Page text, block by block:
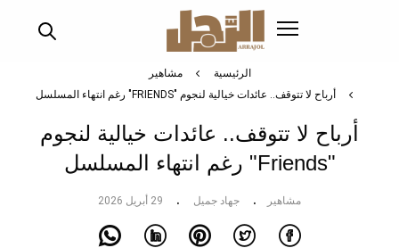
الرئيسية
مشاهير
أرباح لا تتوقف.. عائدات خيالية لنجوم "FRIENDS" رغم انتهاء المسلسل
أرباح لا تتوقف.. عائدات خيالية لنجوم
"Friends" رغم انتهاء المسلسل
مشاهير جهاد جميل 29 أبريل 2026